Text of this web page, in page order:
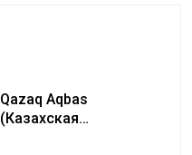
Qazaq Aqbas
(Казахская